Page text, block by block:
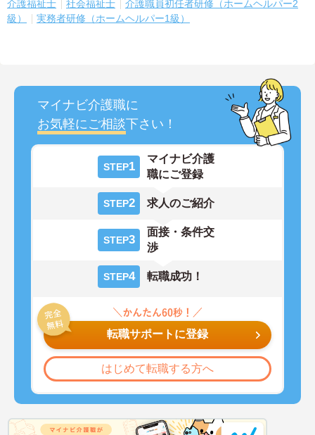
介護福祉士 社会福祉士
介護職員初任者研修（ホームヘルパー2
級）
実務者研修（ホームヘルパー1級）
マイナビ介護職に
お気軽にご相談下さい！
STEP1
マイナビ介護
職にご登録
STEP2 求人のご紹介
STEP3
面接・条件交
渉
STEP4 転職成功！
転職サポートに登録
はじめて転職する方へ